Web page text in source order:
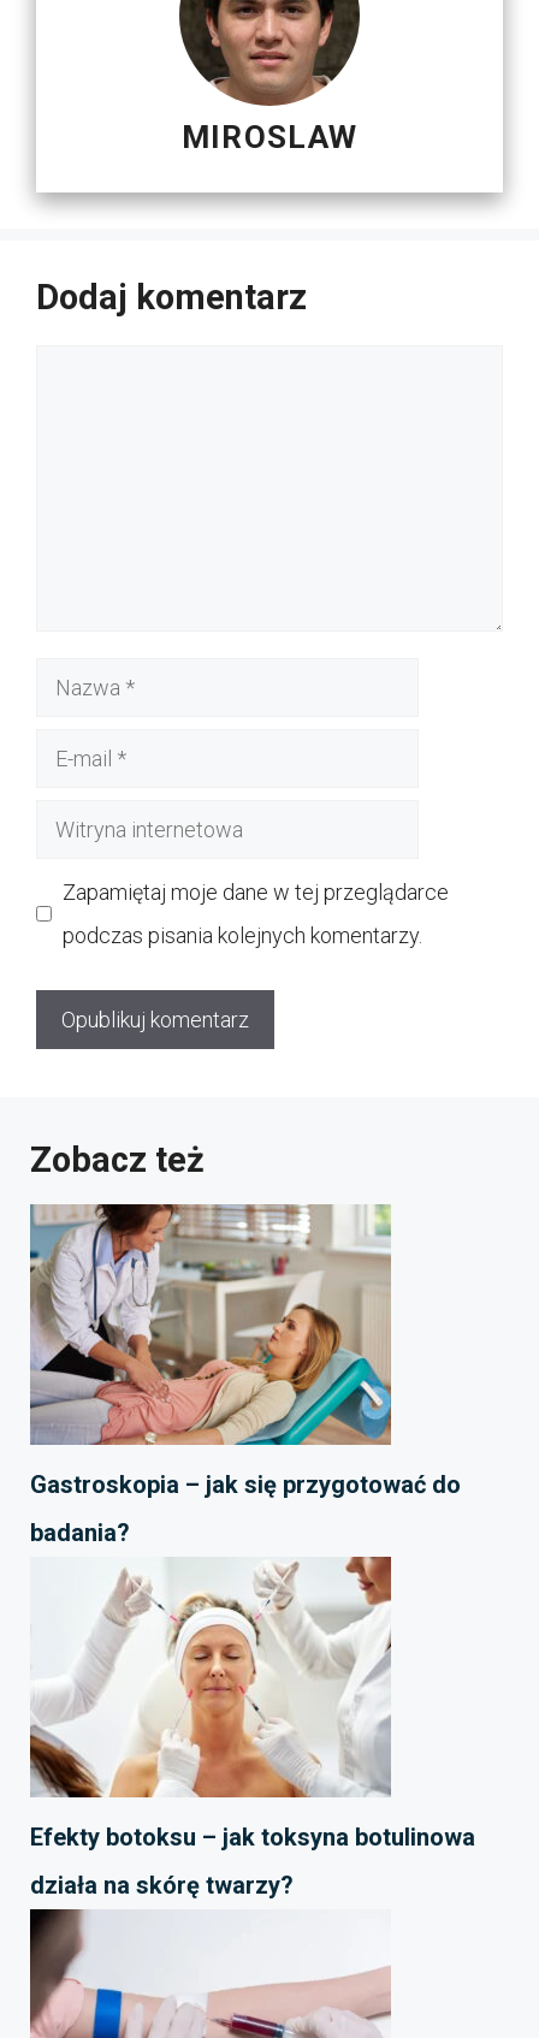
MIROSLAW
Dodaj komentarz
Nazwa
Witryna
Zapamiętaj moje dane w tej przeglądarce
podczas pisania kolejnych komentarzy.
Zobacz też
Gastroskopia – jak się przygotować do
badania?
Efekty botoksu – jak toksyna botulinowa
działa na skórę twarzy?